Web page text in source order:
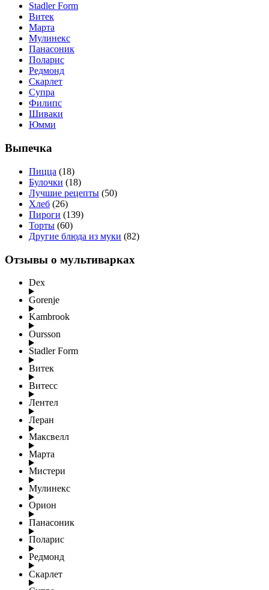
Stadler Form
Витек
Марта
Мулинекс
Панасоник
Поларис
Редмонд
Скарлет
Супра
Филипс
Шиваки
Юмми
Выпечка
Пицца (18)
Булочки (18)
Лучшие рецепты (50)
Хлеб (26)
Пироги (139)
Торты (60)
Другие блюда из муки (82)
Отзывы о мультиварках
Dex
Gorenje
Kambrook
Oursson
Stadler Form
Витек
Витесс
Лентел
Леран
Максвелл
Марта
Мистери
Мулинекс
Орион
Панасоник
Поларис
Редмонд
Скарлет